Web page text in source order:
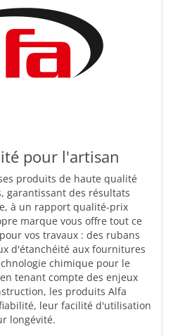
pour l'artisan
produits de haute qualité
garantissant des résultats
à un rapport qualité-prix
marque vous offre tout ce
vos travaux : des rubans
d'étanchéité aux fournitures
chimique pour le
tenant compte des enjeux
les produits Alfa
leur facilité d'utilisation
longévité.